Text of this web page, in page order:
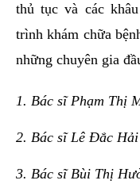
thủ tục và các
trình khám chữa
những chuyên gia
1. Bác sĩ Phạm Thị
2. Bác sĩ Lê Đắc Hải
3. Bác sĩ Bùi Thị